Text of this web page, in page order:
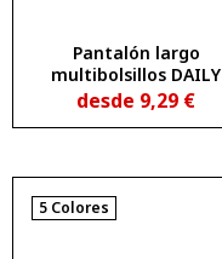
Pantalón largo
multibolsillos DAILY
desde 9,29 €
5 Colores